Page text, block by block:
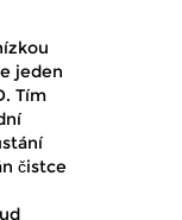
jeden
Tím
čistce